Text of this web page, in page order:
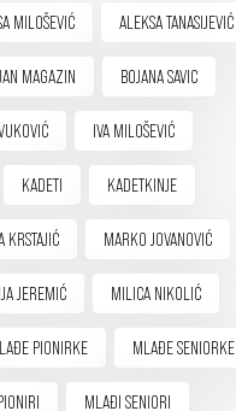
MILOŠEVIĆ ALEKSA TANASIJEVIĆ
MAGAZIN BOJANA SAVIC
IVA MILOŠEVIĆ
KADETI KADETKINJE
KRSTAJIĆ MARKO JOVANOVIĆ
JEREMIĆ MILICA NIKOLIĆ
PIONIRKE MLAĐE SENIORKE
MLAĐI SENIORI